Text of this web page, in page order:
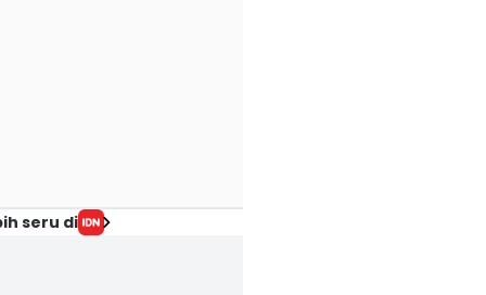
seru di